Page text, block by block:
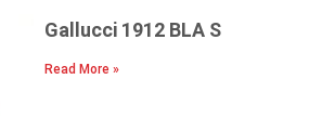
Gallucci 1912 BLA S
Read More »